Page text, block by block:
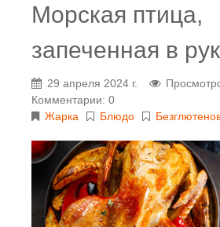
Морская птица,
запеченная в
29 апреля 2024 г.
Комментарии: 0
Жарка
Блюдо